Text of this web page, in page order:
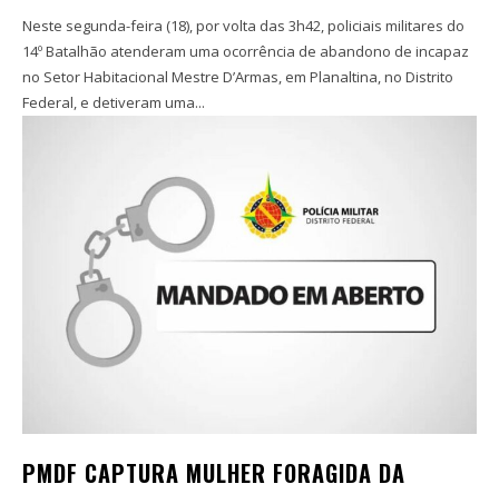
Neste segunda-feira (18), por volta das 3h42, policiais militares do
14º Batalhão atenderam uma ocorrência de abandono de incapaz
no Setor Habitacional Mestre D’Armas, em Planaltina, no Distrito
Federal, e detiveram uma...
PMDF CAPTURA MULHER FORAGIDA DA